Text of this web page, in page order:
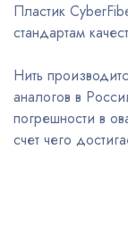
Пластик
стандартам
Нить
аналогов в
погрешности в
счет чего